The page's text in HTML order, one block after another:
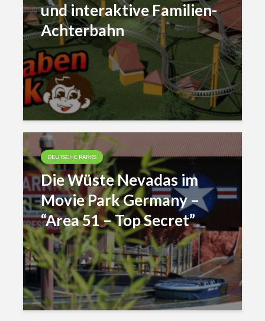
und interaktive Familien-
Achterbahn
DEUTSCHE PARKS
Die Wüste Nevadas im
Movie Park Germany –
“Area 51 – Top Secret”